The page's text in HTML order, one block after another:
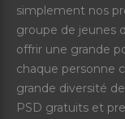
simplement nos
groupe de jeunes
offrir une grande
chaque personne
grande diversité
PSD gratuits et